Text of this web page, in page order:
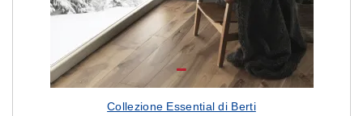
Collezione Essential di Berti